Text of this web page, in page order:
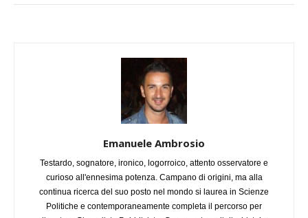
Emanuele Ambrosio
Testardo, sognatore, ironico, logorroico, attento osservatore e
curioso all'ennesima potenza. Campano di origini, ma alla
continua ricerca del suo posto nel mondo si laurea in Scienze
Politiche e contemporaneamente completa il percorso per